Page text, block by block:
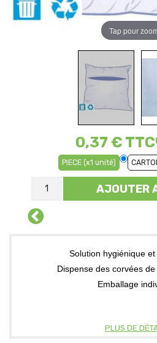
Tap pour
0,37 € TTC
PIECE (x1 unité)
AJOUTER
Solution hygiénique
Dispense des corvées
Emballage
PLUS DE